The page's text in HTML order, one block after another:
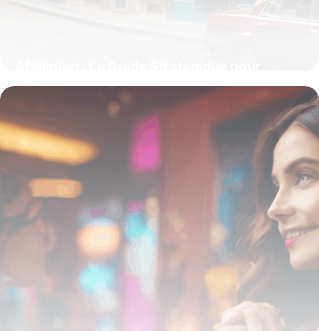
Générer des Revenus en Ligne